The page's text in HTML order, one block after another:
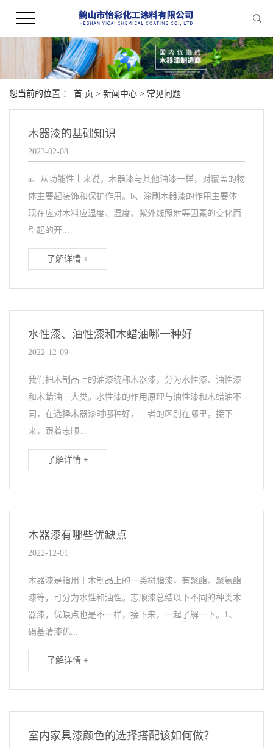
您当前的位置 ： 首 页 > 新闻中心 > 常见问题
木器漆的基础知识
2023-02-08
a、从功能性上来说，木器漆与其他油漆一样，对覆盖的物
体主要起装饰和保护作用。b、涂刷木器漆的作用主要体
现在应对木料应温度、湿度、紫外线照射等因素的变化而
引起的开...
了解详情 +
水性漆、油性漆和木蜡油哪一种好
2022-12-09
我们把木制品上的油漆统称木器漆，分为水性漆、油性漆
和木蜡油三大类。水性漆的作用原理与油性漆和木蜡油不
同，在选择木器漆时哪种好，三者的区别在哪里，接下
来，跟着志顺...
了解详情 +
木器漆有哪些优缺点
2022-12-01
木器漆是指用于木制品上的一类树脂漆，有聚酯、聚氨酯
漆等，可分为水性和油性。志顺漆总结以下不同的种类木
器漆，优缺点也是不一样，接下来，一起了解一下。1、
硝基清漆优...
了解详情 +
室内家具漆颜色的选择搭配该如何做？